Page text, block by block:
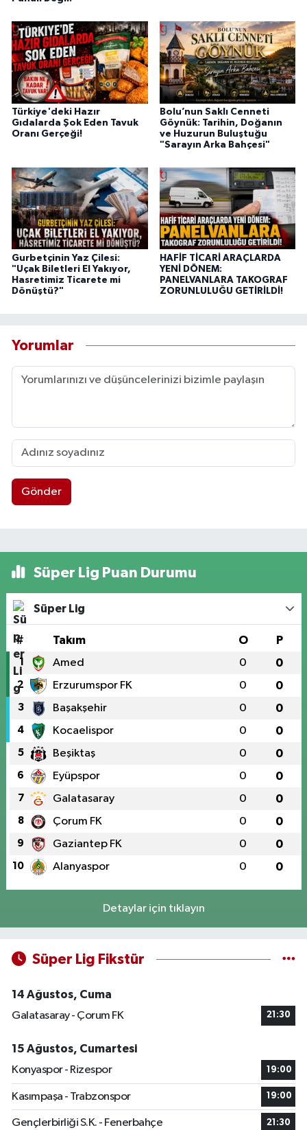
Türkiye'deki Hazır
Gıdalarda Şok Eden Tavuk
Oranı Gerçeği!
Bolu’nun Saklı Cenneti
Göynük: Tarihin, Doğanın
ve Huzurun Buluştuğu
"Sarayın Arka Bahçesi"
Gurbetçinin Yaz Çilesi:
"Uçak Biletleri El Yakıyor,
Hasretimiz Ticarete mi
Dönüştü?"
HAFİF TİCARİ ARAÇLARDA
YENİ DÖNEM:
PANELVANLARA TAKOGRAF
ZORUNLULUĞU GETİRİLDİ!
Yorumlar
Gönder
Süper Lig Puan Durumu
Süper Lig
# Takım O P
1 Amed 0 0
2 Erzurumspor FK 0 0
3 Başakşehir 0 0
4 Kocaelispor 0 0
5 Beşiktaş 0 0
6 Eyüpspor 0 0
7 Galatasaray 0 0
8 Çorum FK 0 0
9 Gaziantep FK 0 0
10 Alanyaspor 0 0
Detaylar için tıklayın
Süper Lig Fikstür
14 Ağustos, Cuma
Galatasaray - Çorum FK
21:30
15 Ağustos, Cumartesi
Konyaspor - Rizespor
19:00
Kasımpaşa - Trabzonspor 19:00
Gençlerbirliği S.K. - Fenerbahçe 21:30